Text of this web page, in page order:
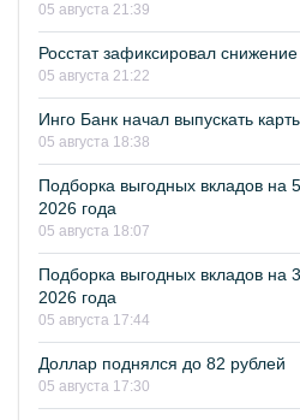
05 августа 21:39
Росстат зафиксировал
05 августа 21:22
Инго Банк начал выпускать
05 августа 18:38
Подборка выгодных вкладов на
2026 года
05 августа 18:07
Подборка выгодных вкладов на
2026 года
05 августа 17:44
Доллар поднялся до 82 рублей
05 августа 17:30